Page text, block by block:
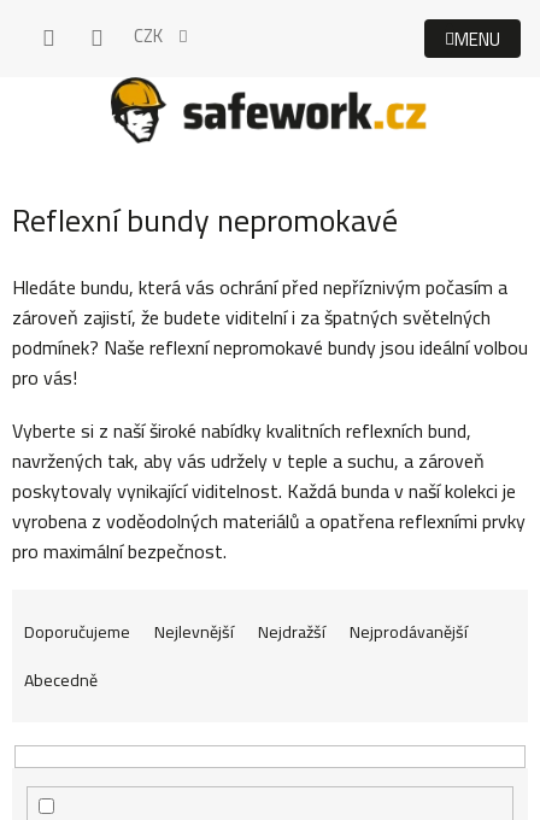
CZK
Reflexní bundy nepromokavé
Hledáte bundu, která vás ochrání před nepříznivým počasím a
zároveň zajistí, že budete viditelní i za špatných světelných
podmínek? Naše reflexní nepromokavé bundy jsou ideální volbou
pro vás!
Vyberte si z naší široké nabídky kvalitních reflexních bund,
navržených tak, aby vás udržely v teple a suchu, a zároveň
poskytovaly vynikající viditelnost. Každá bunda v naší kolekci je
vyrobena z voděodolných materiálů a opatřena reflexními prvky
pro maximální bezpečnost.
Ř
a
z
Doporučujeme Nejlevnější Nejdražší
Nejprodávanější
Abecedně